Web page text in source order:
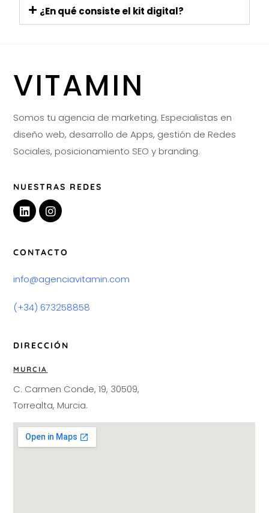
¿En qué consiste el kit digital?
VITAMIN
Somos tu agencia de marketing. Especialistas en
diseño web, desarrollo de Apps, gestión de Redes
Sociales, posicionamiento SEO y branding.
NUESTRAS REDES
CONTACTO
info@agenciavitamin.com
(+34) 673258858
DIRECCIÓN
MURCIA
C. Carmen Conde, 19, 30509,
Torrealta, Murcia.